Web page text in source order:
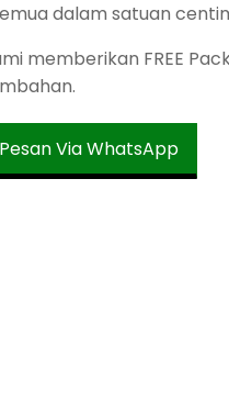
dalam satuan
memberikan FREE
Pesan Via WhatsApp